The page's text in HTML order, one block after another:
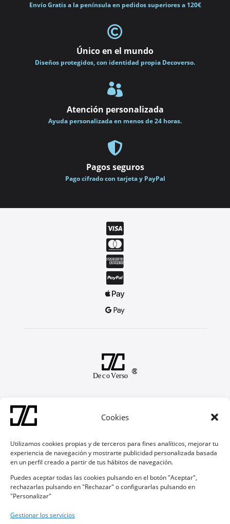
Cookies
Utilizamos cookies propias y de terceros para fines analíticos, mejorar tu
experiencia de navegación y mostrarte publicidad personalizada basada
en un perfil creado a partir de tus hábitos de navegación.
Puedes aceptar todas las cookies pulsando en el botón "Aceptar",
rechazarlas pulsando en "Rechazar" o configurarlas pulsando en
"Personalizar"
Gestionar los servicios
Envío Gratis a la península en pedidos superiores a 120€

Único en el mundo
Diseños protegidos, con identidad propia Decoverso.

Atención personalizada
Ayuda personalizada en menos de 24 horas.

Pagos seguros
Pago cifrado con tarjeta y PayPal






Contacto
Devoluciones y Garantías
